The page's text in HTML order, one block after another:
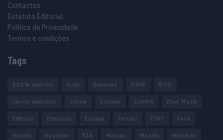
Contactos
Estatuto Editorial
Política de Privacidade
Termos e condições
Tags
100% elétrico Audi Baterias BMW BYD
carros elétricos China Citröen CUPRA Elon Musk
Elétrico Elétricos Europa Ferrari FIAT Ford
Honda Hyundai KIA Marcas Mazda Mercado